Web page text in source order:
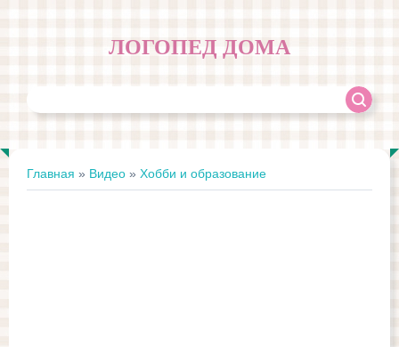
ЛОГОПЕД ДОМА
Главная » Видео » Хобби и образование